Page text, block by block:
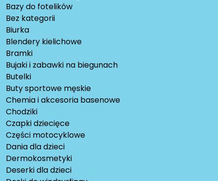
Bazy do fotelików
Bez kategorii
Biurka
Blendery kielichowe
Bramki
Bujaki i zabawki na biegunach
Butelki
Buty sportowe męskie
Chemia i akcesoria basenowe
Chodziki
Czapki dziecięce
Części motocyklowe
Dania dla dzieci
Dermokosmetyki
Deserki dla dzieci